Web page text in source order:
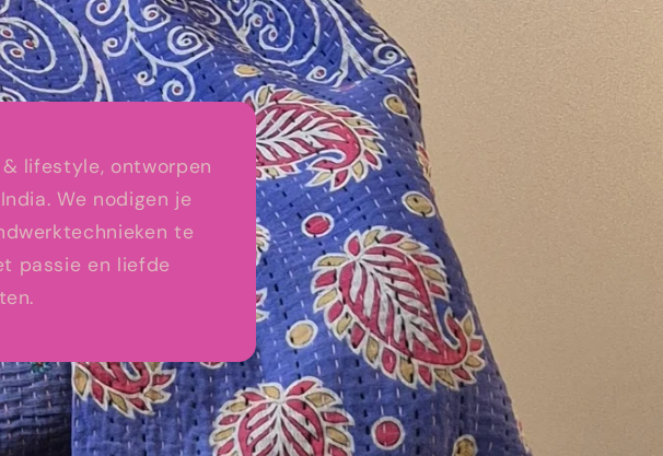
lifestyle, ontworpen
We nodigen je
te
passie en liefde